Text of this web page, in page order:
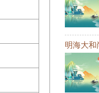
明海大和